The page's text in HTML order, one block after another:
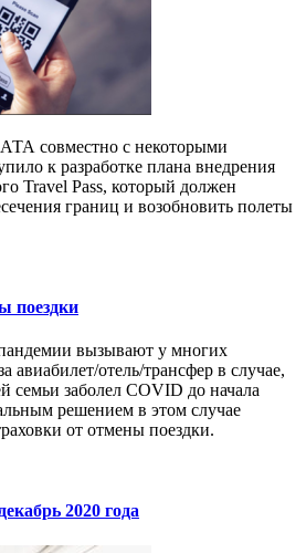
совместно с некоторыми
к разработке плана внедрения
Travel Pass, который должен
границ и возобновить полеты
поездки
вызывают у многих
авиабилет/отель/трансфер в случае,
заболел COVID до начала
решением в этом случае
от отмены поездки.
2020 года